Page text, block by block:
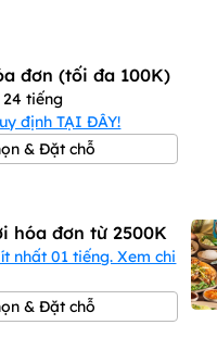
đơn (tối đa 100K)
tiếng
định TẠI ĐÂY!
& Đặt chỗ
hóa đơn từ 2500K
nhất 01 tiếng. Xem chi
& Đặt chỗ